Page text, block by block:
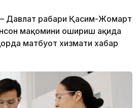
Давлат раҳбари Қасим-Жомарт
мақомини ошириш ҳақида
матбуот хизмати хабар